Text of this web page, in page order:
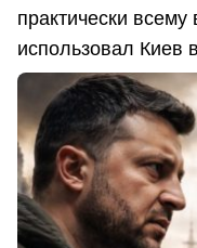
практически
использовал Киев